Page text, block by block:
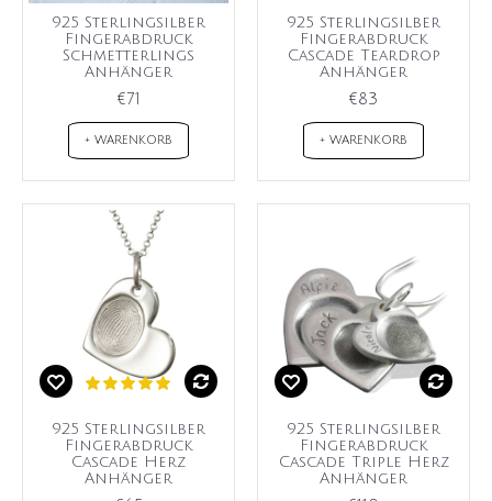
925 Sterlingsilber
Fingerabdruck
Schmetterlings
Anhänger
€71
+ WARENKORB
925 Sterlingsilber
Fingerabdruck
Cascade Teardrop
Anhänger
€83
+ WARENKORB
925 Sterlingsilber
Fingerabdruck
Cascade Herz
Anhänger
925 Sterlingsilber
Fingerabdruck
Cascade Triple Herz
Anhänger